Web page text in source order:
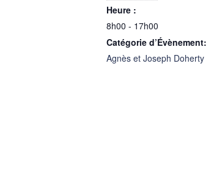
Heure :
8h00 - 17h00
Catégorie d’Évènement:
Agnès et Joseph Doherty